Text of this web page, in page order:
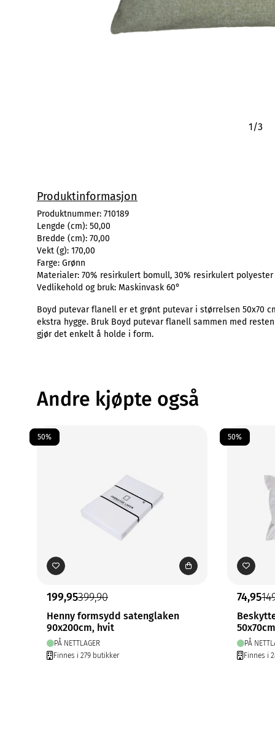
1/3
Produktinformasjon
Produktnummer: 710189
Lengde (cm): 50,00
Bredde (cm): 70,00
Vekt (g): 170,00
Farge: Grønn
Materialer: 70% resirkulert bomull, 30% resirkulert polyester
Vedlikehold og bruk: Maskinvask 60°
Boyd putevar flanell er et grønt putevar i størrelsen 50x70
ekstra hygge. Bruk Boyd putevar flanell sammen med
gjør det enkelt å holde i form.
Andre kjøpte også
50%
199,95399,90
Henny formsydd satenglaken
90x200cm, hvit
PÅ NETTLAGER
Finnes i 279 butikker
50%
74,95
PÅ
Finnes i